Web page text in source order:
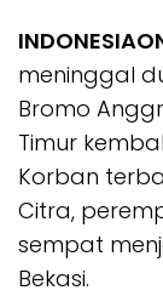
meninggal
Bromo
Timur
Korban
Citra,
sempat
Bekasi.